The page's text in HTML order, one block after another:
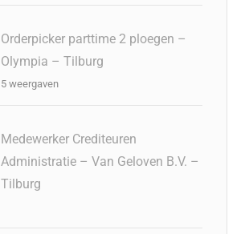
Orderpicker parttime 2 ploegen –
Olympia – Tilburg
5 weergaven
Medewerker Crediteuren
Administratie – Van Geloven B.V. –
Tilburg